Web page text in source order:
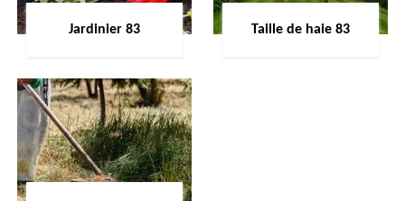
Jardinier 83 Taille de haie 83